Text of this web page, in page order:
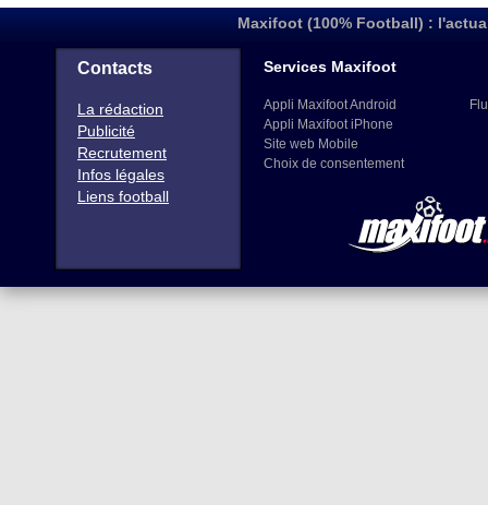
Maxifoot (100% Football) :
Contacts
La rédaction
Publicité
Recrutement
Infos légales
Liens football
Services Maxifoot
Appli Maxifoot Android
Appli Maxifoot iPhone
Site web Mobile
Choix de consentement